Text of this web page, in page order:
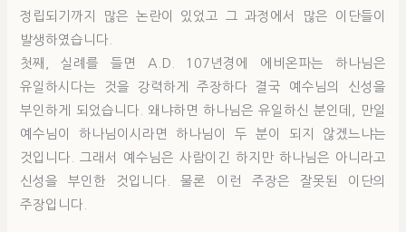
정립되기까지 많은 논란이 있었고 그 과정에서 많은 이단들이
발생하였습니다.
첫째, 실례를 들면 A.D. 107년경에 에비온파는 하나님은
유일하시다는 것을 강력하게 주장하다 결국 예수님의 신성을
부인하게 되었습니다. 왜냐하면 하나님은 유일하신 분인데, 만일
예수님이 하나님이시라면 하나님이 두 분이 되지 않겠느냐는
것입니다. 그래서 예수님은 사람이긴 하지만 하나님은 아니라고
신성을 부인한 것입니다. 물론 이런 주장은 잘못된 이단의
주장입니다.